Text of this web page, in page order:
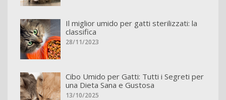
Il miglior umido per gatti sterilizzati: la
classifica
28/11/2023
Cibo Umido per Gatti: Tutti i Segreti per
una Dieta Sana e Gustosa
13/10/2025